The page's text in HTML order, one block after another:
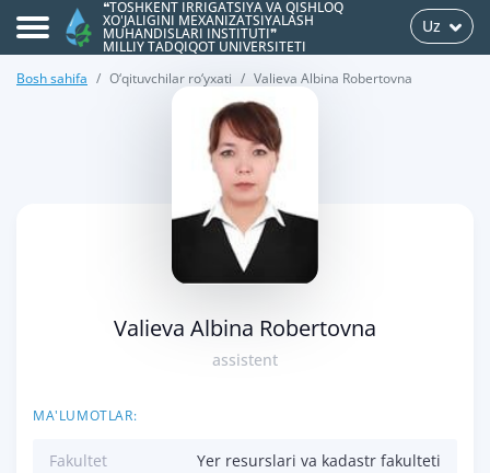
❝TOSHKENT IRRIGATSIYA VA QISHLOQ
XO'JALIGINI MEXANIZATSIYALASH
MUHANDISLARI INSTITUTI❞
MILLIY TADQIQOT UNIVERSITETI
Uz
Bosh sahifa O‘qituvchilar ro‘yxati Valieva Albina Robertovna
Valieva Albina Robertovna
assistent
MA'LUMOTLAR:
Fakultet Yer resurslari va kadastr fakulteti